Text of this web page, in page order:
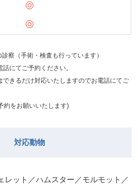
察（手術・検査も行っています）
にてご予約ください。
きるだけ対応いたしますのでお電話にてご
約をお願いいたします)
対応動物
レット／ハムスター／モルモット／